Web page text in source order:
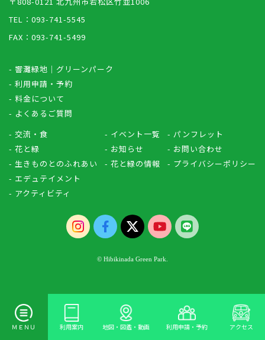
ＭＥＮＵ 利用案内 地図・図鑑・動画 利用申請・予約 アクセス
TEL：093-741-5545
FAX：093-741-5499
- 響灘緑地｜グリーンパーク
- 利用申請・予約
- 料金について
- よくあるご質問
- 交流・食
- 花と緑
- 生きものとのふれあい
- エデュテイメント
- アクティビティ
- イベント一覧
- お知らせ
- 花と緑の情報
- パンフレット
- お問い合わせ
- プライバシーポリシー
© Hibikinada Green Park.